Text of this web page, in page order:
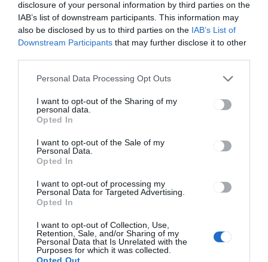
disclosure of your personal information by third parties on the
IAB’s list of downstream participants. This information may
also be disclosed by us to third parties on the IAB’s List of
Downstream Participants that may further disclose it to other
Personal Data Processing Opt Outs
I want to opt-out of the Sharing of my
personal data.
Opted In
I want to opt-out of the Sale of my
Personal Data.
Opted In
I want to opt-out of processing my
Personal Data for Targeted Advertising.
Opted In
I want to opt-out of Collection, Use,
Retention, Sale, and/or Sharing of my
Personal Data that Is Unrelated with the
Purposes for which it was collected.
Opted Out
HÍRLISTA
Lehet jelentkezni a Tehetség
Programba
Elmaradhatnak bizonyos
programok